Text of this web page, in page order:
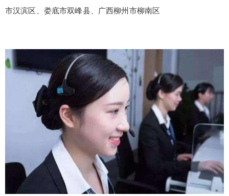
市汉滨区、娄底市双峰县、广西柳州市柳南区
false 给undefined打赏
2 元 5 元 10 元
20 元 50 元 自定义
¥
您没有权限发布内容，请购买会员或者提升权
限。
6位以上
6位以上
忘记密码？找回